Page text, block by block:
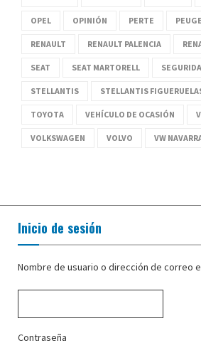
OPEL OPINIÓN PERTE
RENAULT RENAULT PALENCIA
SEAT SEAT MARTORELL
STELLANTIS STELLANTIS
TOYOTA VEHÍCULO DE OCASIÓN
VOLKSWAGEN VOLVO VW
Inicio de sesión
Nombre de usuario o dirección de correo
Contraseña